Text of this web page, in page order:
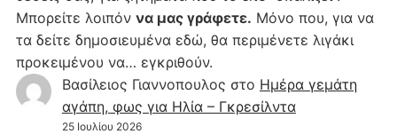
Μπορείτε λοιπόν να μας γράφετε. Μόνο που, για να
τα δείτε δημοσιευμένα εδώ, θα περιμένετε λιγάκι
προκειμένου να… εγκριθούν.
Βασίλειος Γιαννοπουλος στο Hμέρα γεμάτη
αγάπη, φως για Ηλία – Γκρεσίλντα
25 Ιουλίου 2026